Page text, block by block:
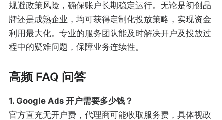
规避政策风险，确保账户长期稳定运行。无论是初创品
牌还是成熟企业，均可获得定制化投放策略，实现资金
利用最大化。专业的服务团队能及时解决开户及投放过
程中的疑难问题，保障业务连续性。
高频 FAQ 问答
1. Google Ads 开户需要多少钱？
官方直充无开户费，代理商可能收取服务费，具体视政